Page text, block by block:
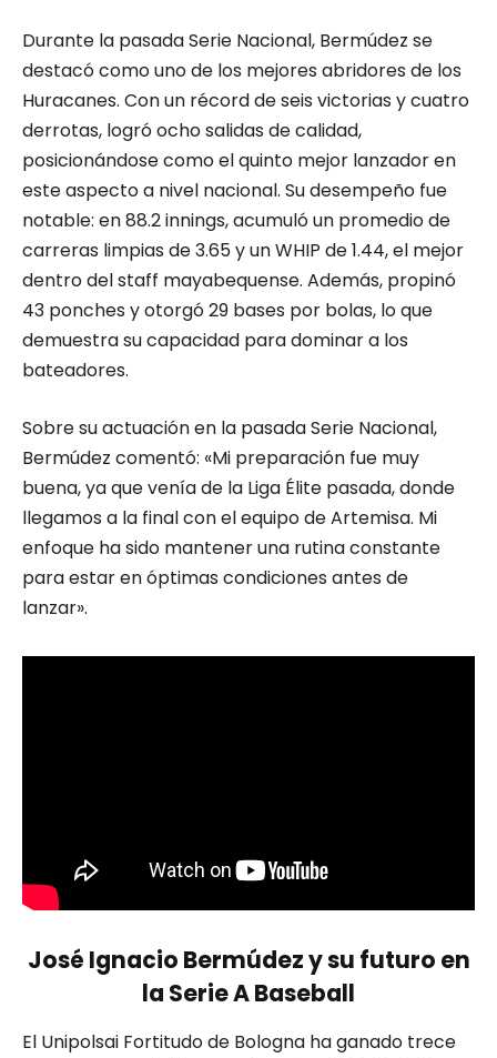
Durante la pasada Serie Nacional, Bermúdez se
destacó como uno de los mejores abridores de los
Huracanes. Con un récord de seis victorias y cuatro
derrotas, logró ocho salidas de calidad,
posicionándose como el quinto mejor lanzador en
este aspecto a nivel nacional. Su desempeño fue
notable: en 88.2 innings, acumuló un promedio de
carreras limpias de 3.65 y un WHIP de 1.44, el mejor
dentro del staff mayabequense. Además, propinó
43 ponches y otorgó 29 bases por bolas, lo que
demuestra su capacidad para dominar a los
bateadores.
Sobre su actuación en la pasada Serie Nacional,
Bermúdez comentó: «Mi preparación fue muy
buena, ya que venía de la Liga Élite pasada, donde
llegamos a la final con el equipo de Artemisa. Mi
enfoque ha sido mantener una rutina constante
para estar en óptimas condiciones antes de
lanzar».
José Ignacio Bermúdez y su futuro en
la Serie A Baseball
El Unipolsai Fortitudo de Bologna ha ganado trece